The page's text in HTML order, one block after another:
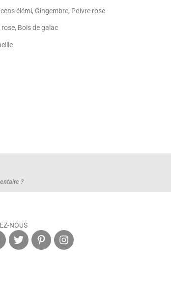
élémi, Gingembre, Poivre rose
Bois de gaïac
?
NOUS